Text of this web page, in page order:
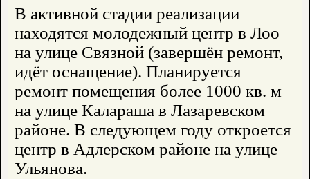
В активной стадии реализации
находятся молодежный центр в Лоо
на улице Связной (завершён ремонт,
идёт оснащение). Планируется
ремонт помещения более 1000 кв. м
на улице Калараша в Лазаревском
районе. В следующем году откроется
центр в Адлерском районе на улице
Ульянова.